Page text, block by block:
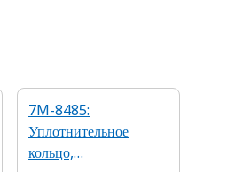
7M-8485:
Уплотнительное
кольцо,